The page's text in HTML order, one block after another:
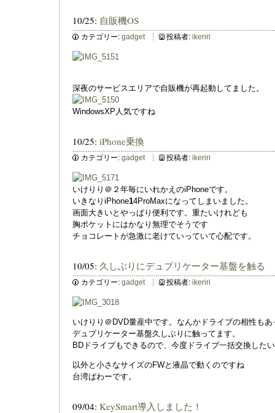
10/25: 自販機OS
カテゴリー: gadget 投稿者: ikeriri
深夜のサービスエリアで自販機が再起動してました。
WindowsXP人気ですね
10/25: iPhone乗換
カテゴリー: gadget 投稿者: ikeriri
いけりり＠２年毎にいれかえのiPhoneです。
いきなりiPhone14ProMaxになってしまいました。
画面大きいとやっぱり便利です。重たいけれども
胸ポケットにはかなり無理でそうです
チョコレートが急激に老けていっていて心配です。
10/05: 久しぶりにデュプリケーター基盤を触る
カテゴリー: gadget 投稿者: ikeriri
いけりり＠DVD量産中です。なんかドライブの相性もあ
デュプリケーター基盤久しぶりに触ってます。
BDドライブもできるので、今度ドライブ一括交換した
以外と小さなサイズのFWと液晶で動くのですね
台湾ぱわーです。
09/04: KeySmart導入しました！